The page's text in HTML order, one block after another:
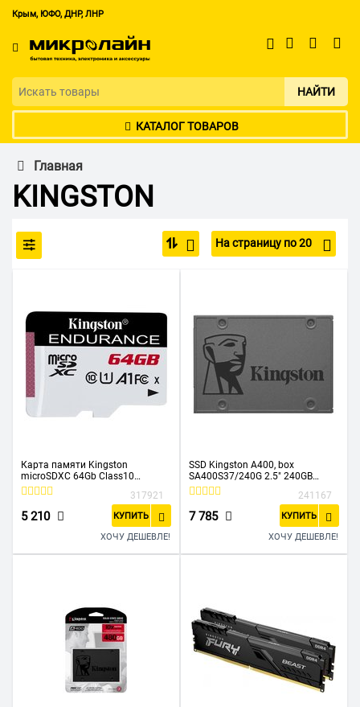
Крым, ЮФО, ДНР, ЛНР
НАЙТИ
КАТАЛОГ ТОВАРОВ
Главная
KINGSTON
На страницу по 20
Карта памяти Kingston
microSDXC 64Gb Class10
SDCE/64GB High Endurance w/o
317921
5 210 КУПИТЬ
ХОЧУ ДЕШЕВЛЕ!
SSD Kingston A400, box
SA400S37/240G 2.5" 240GB
Sata3 (7 mm, Phison PS3111-S11,
R/W: up to 500/350MB/s)241167
7 785 КУПИТЬ
ХОЧУ ДЕШЕВЛЕ!